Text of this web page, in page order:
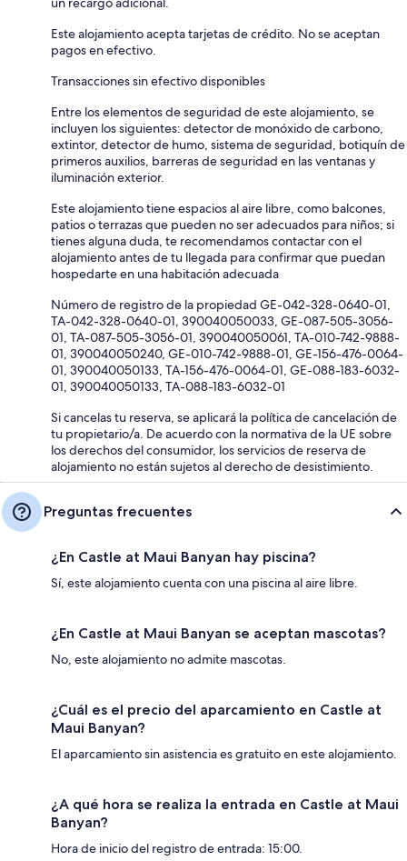
Este alojamiento acepta tarjetas de crédito. No se aceptan
pagos en efectivo.
Transacciones sin efectivo disponibles
Entre los elementos de seguridad de este alojamiento, se
incluyen los siguientes: detector de monóxido de carbono,
extintor, detector de humo, sistema de seguridad, botiquín de
primeros auxilios, barreras de seguridad en las ventanas y
iluminación exterior.
Este alojamiento tiene espacios al aire libre, como balcones,
patios o terrazas que pueden no ser adecuados para niños; si
tienes alguna duda, te recomendamos contactar con el
alojamiento antes de tu llegada para confirmar que puedan
hospedarte en una habitación adecuada
Número de registro de la propiedad GE-042-328-0640-01,
TA-042-328-0640-01, 390040050033, GE-087-505-3056-
01, TA-087-505-3056-01, 390040050061, TA-010-742-9888-
01, 390040050240, GE-010-742-9888-01, GE-156-476-0064-
01, 390040050133, TA-156-476-0064-01, GE-088-183-6032-
01, 390040050133, TA-088-183-6032-01
Si cancelas tu reserva, se aplicará la política de cancelación de
tu propietario/a. De acuerdo con la normativa de la UE sobre
los derechos del consumidor, los servicios de reserva de
alojamiento no están sujetos al derecho de desistimiento.
Preguntas frecuentes
¿En Castle at Maui Banyan hay piscina?
Sí, este alojamiento cuenta con una piscina al aire libre.
¿En Castle at Maui Banyan se aceptan mascotas?
No, este alojamiento no admite mascotas.
¿Cuál es el precio del aparcamiento en Castle at
Maui Banyan?
El aparcamiento sin asistencia es gratuito en este alojamiento.
¿A qué hora se realiza la entrada en Castle at Maui
Banyan?
Hora de inicio del registro de entrada: 15:00.